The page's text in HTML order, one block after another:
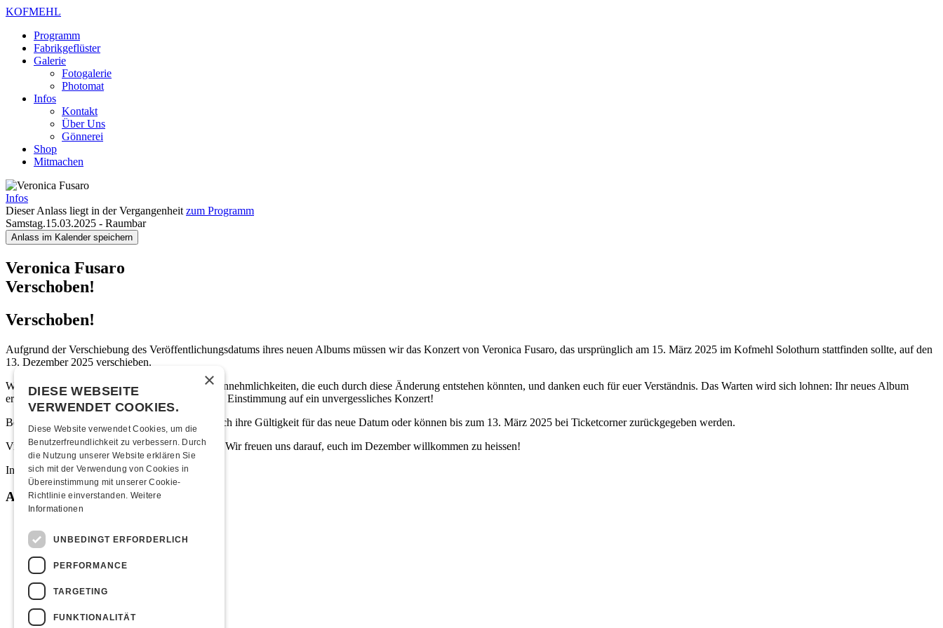
KOFMEHL
Programm
Fabrikgeflüster
Galerie
Fotogalerie
Photomat
Infos
Kontakt
Über Uns
Gönnerei
Shop
Mitmachen
Infos
Dieser Anlass liegt in der Vergangenheit zum Programm
Samstag.15.03.2025 - Raumbar
Anlass im Kalender speichern
Veronica Fusaro
Verschoben!
Verschoben!
Aufgrund der Verschiebung des Veröffentlichungsdatums ihres neuen Albums müssen wir das Konzert von Veronica Fusaro, das ursprünglich am 15. März 2025 im Kofmehl Solothurn stattfinden sollte, auf den
13. Dezember 2025 verschieben.
Wir entschuldigen uns aufrichtig für jegliche Unannehmlichkeiten, die euch durch diese Änderung entstehen könnten, und danken euch für euer Verständnis. Das Warten wird sich lohnen: Ihr neues Album
erscheint im Oktober 2025 und bietet die perfekte Einstimmung auf ein unvergessliches Konzert!
Bereits gekaufte Tickets behalten selbstverständlich ihre Gültigkeit für das neue Datum oder können bis zum 13. März 2025 bei Ticketcorner zurückgegeben werden.
Vielen Dank für eure Geduld und Unterstützung. Wir freuen uns darauf, euch im Dezember willkommen zu heissen!
Infos zum neuen Datum gibt’shier!
Anlassinformationen
Abendkasse: CHF 40.00
Zeitplan
×
DIESE WEBSEITE
VERWENDET COOKIES.
Diese Website verwendet Cookies, um die
Benutzerfreundlichkeit zu verbessern. Durch
die Nutzung unserer Website erklären Sie
sich mit der Verwendung von Cookies in
Übereinstimmung mit unserer Cookie-
Richtlinie einverstanden. Weitere
Informationen
UNBEDINGT ERFORDERLICH
PERFORMANCE
TARGETING
FUNKTIONALITÄT